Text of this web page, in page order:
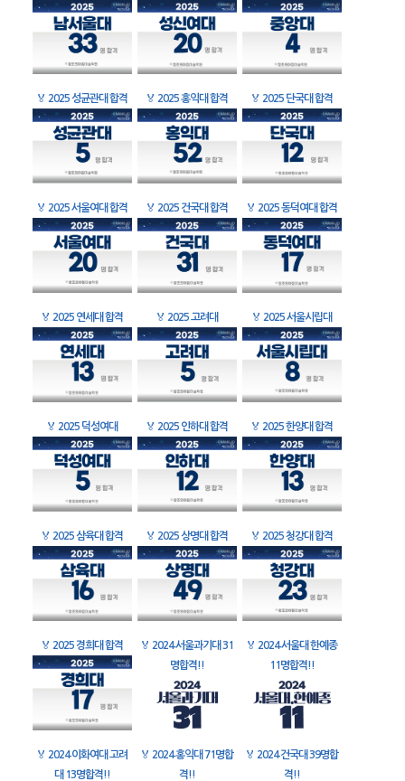
🏅 2025 성균관대 합격 🏅 2025 홍익대 합격 🏅 2025 단국대 합격
🏅 2025 서울여대 합격 🏅 2025 건국대 합격 🏅 2025 동덕여대 합격
🏅 2025 연세대 합격 🏅 2025 고려대 🏅 2025 서울시립대
🏅 2025 덕성여대 🏅 2025 인하대 합격 🏅 2025 한양대 합격
🏅 2025 삼육대 합격 🏅 2025 상명대 합격 🏅 2025 청강대 합격
🏅 2025 경희대 합격 🏅 2024 서울과기대 31
명합격!!
🏅 2024 서울대 한예종
11명합격!!
🏅 2024 이화여대 고려
대 13명합격!!
🏅 2024 홍익대 71명합
격!!
🏅 2024 건국대 39명합
격!!